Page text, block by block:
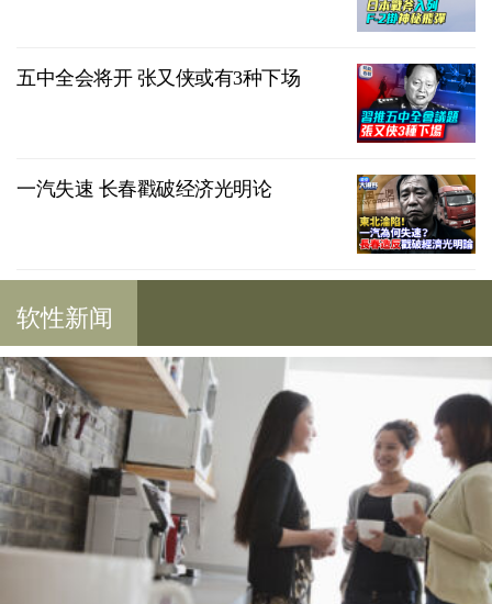
五中全会将开 张又侠或有3种下场
一汽失速 长春戳破经济光明论
软性新闻